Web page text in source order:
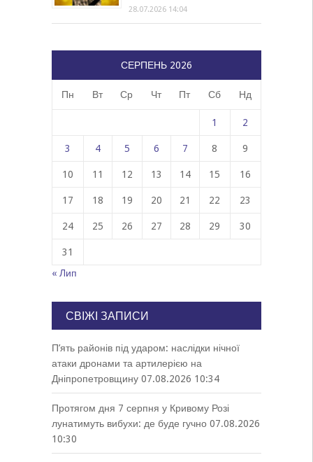
28.07.2026 14:04
СЕРПЕНЬ 2026
Пн Вт Ср Чт Пт Сб Нд
1 2
3 4 5 6 7 8 9
10 11 12 13 14 15 16
17 18 19 20 21 22 23
24 25 26 27 28 29 30
31
« Лип
СВІЖІ ЗАПИСИ
П’ять районів під ударом: наслідки нічної
атаки дронами та артилерією на
Дніпропетровщину 07.08.2026 10:34
Протягом дня 7 серпня у Кривому Розі
лунатимуть вибухи: де буде гучно 07.08.2026
10:30